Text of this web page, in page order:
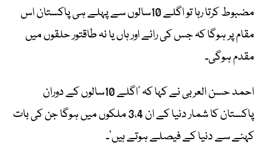
مضبوط کرتا رہا تو اگلے 10سالوں سے پہلے ہی پاکستان اس
مقام پر ہوگا کہ جس کی رائے اور ہاں یا نہ طاقتور حلقوں میں
مقدم ہوگی۔
احمد حسن العربی نے کہا کہ ’اگلے 10سالوں کے دوران
پاکستان کا شمار دنیا کے ان 3،4 ملکوں میں ہوگا جن کی بات
کہنے سے دنیا کے فیصلے ہوتے ہیں‘۔